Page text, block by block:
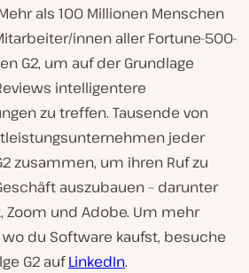
als 100 Millionen Menschen
innen aller Fortune-500-
G2, um auf der Grundlage
intelligentere
zu treffen. Tausende von
jeder
zusammen, um ihren Ruf zu
auszubauen – darunter
Zoom und Adobe. Um mehr
du Software kaufst, besuche
G2 aufLinkedIn.